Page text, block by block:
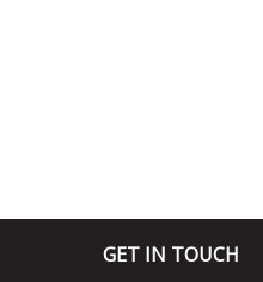
GET IN TOUCH